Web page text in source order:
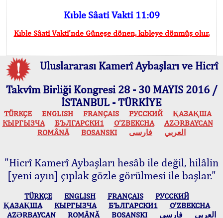
Kıble Sâati Vakti 11:09
Kıble Sâati Vakti'nde Güneşe dönen, kıbleye dönmüş olur.
Uluslararası Kamerî Aybaşları ve Hicrî
Takvîm Birliği Kongresi 28 - 30 MAYIS 2016 /
İSTANBUL - TÜRKİYE
TÜRKÇE ENGLISH FRANÇAIS РУССКИЙ
ҚАЗАҚША
КЫPГЫЗЧA
БЪЛГАРСКИ1 O’ZBEKCHA
AZӘRBAYCAN
ROMÂNĂ
BOSANSKI العربي فارسی
"Hicrî Kamerî Aybaşları hesâb ile değil, hilâlin
[yeni ayın] çıplak gözle görülmesi ile başlar."
TÜRKÇE ENGLISH FRANÇAIS
РУССКИЙ
ҚАЗАҚША
КЫPГЫЗЧA БЪЛГАРСКИ1
O’ZBEKCHA
AZӘRBAYCAN
ROMÂNĂ BOSANSKI العربي فارسی